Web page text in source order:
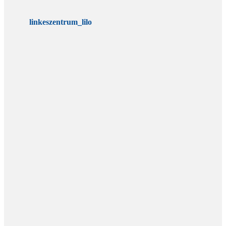
linkeszentrum_lilo